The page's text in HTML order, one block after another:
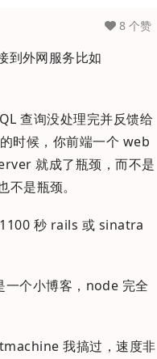
到外网服务比如
查询没处理完并反馈给
时候，你前端一个 web
就成了瓶颈，而不是
是瓶颈。
秒 rails 或 sinatra
一个小博客，node 完全
我搞过，速度非
8 个赞